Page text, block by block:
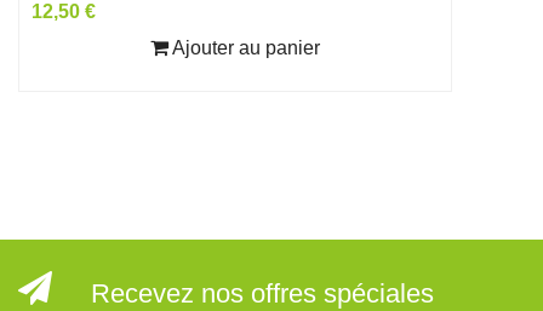
Prix
12,50 €
Ajouter au panier
Recevez nos offres spéciales